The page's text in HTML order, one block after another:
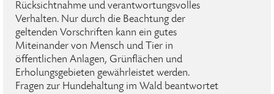
Rücksichtnahme und verantwortungsvolles
Verhalten. Nur durch die Beachtung der
geltenden Vorschriften kann ein gutes
Miteinander von Mensch und Tier in
öffentlichen Anlagen, Grünflächen und
Erholungsgebieten gewährleistet werden.
Fragen zur Hundehaltung im Wald beantwortet